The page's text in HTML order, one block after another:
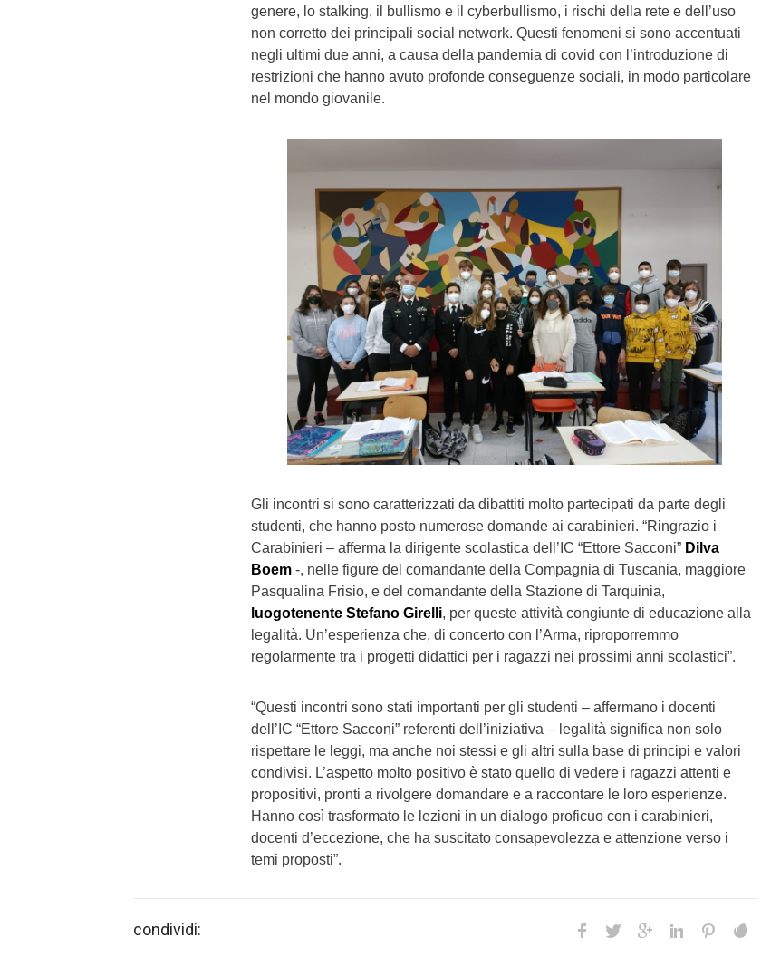
genere, lo stalking, il bullismo e il cyberbullismo, i rischi della rete e dell’uso
non corretto dei principali social network. Questi fenomeni si sono accentuati
negli ultimi due anni, a causa della pandemia di covid con l’introduzione di
restrizioni che hanno avuto profonde conseguenze sociali, in modo particolare
nel mondo giovanile.
Gli incontri si sono caratterizzati da dibattiti molto partecipati da parte degli
studenti, che hanno posto numerose domande ai carabinieri. “Ringrazio i
Carabinieri – afferma la dirigente scolastica dell’IC “Ettore Sacconi” Dilva
Boem -, nelle figure del comandante della Compagnia di Tuscania, maggiore
Pasqualina Frisio, e del comandante della Stazione di Tarquinia,
luogotenente Stefano Girelli, per queste attività congiunte di educazione alla
legalità. Un’esperienza che, di concerto con l’Arma, riproporremmo
regolarmente tra i progetti didattici per i ragazzi nei prossimi anni scolastici”.
“Questi incontri sono stati importanti per gli studenti – affermano i docenti
dell’IC “Ettore Sacconi” referenti dell’iniziativa – legalità significa non solo
rispettare le leggi, ma anche noi stessi e gli altri sulla base di principi e valori
condivisi. L’aspetto molto positivo è stato quello di vedere i ragazzi attenti e
propositivi, pronti a rivolgere domandare e a raccontare le loro esperienze.
Hanno così trasformato le lezioni in un dialogo proficuo con i carabinieri,
docenti d’eccezione, che ha suscitato consapevolezza e attenzione verso i
temi proposti”.
condividi: